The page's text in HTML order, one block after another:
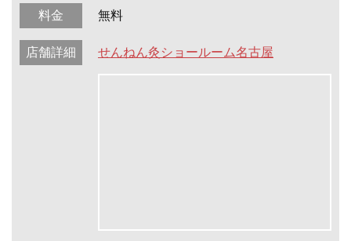
料金 無料
店舗詳細 せんねん灸ショールーム名古屋